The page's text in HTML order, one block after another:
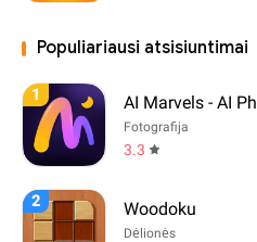
Populiariausi atsisiuntimai
1 AI Marvels - AI
Fotografija
3.3
2 Woodoku
Dėlionės